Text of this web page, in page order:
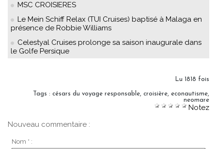
MSC CROISIERES
Le Mein Schiff Relax (TUI Cruises) baptisé à Malaga en
présence de Robbie Williams
Celestyal Cruises prolonge sa saison inaugurale dans
le Golfe Persique
Lu 1818 fois
Tags : césars du voyage responsable, croisière, econautisme,
neomare
Notez
Nouveau commentaire :
Nom * :